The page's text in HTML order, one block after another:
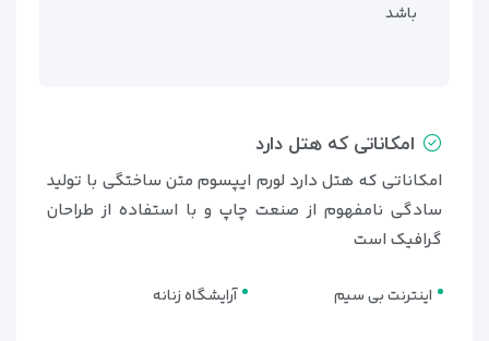
باشد
امکاناتی که هتل دارد
امکاناتی که هتل دارد لورم ایپسوم متن ساختگی با تولید
سادگی نامفهوم از صنعت چاپ و با استفاده از طراحان
گرافیک است
اینترنت بی سیم آرایشگاه زنانه